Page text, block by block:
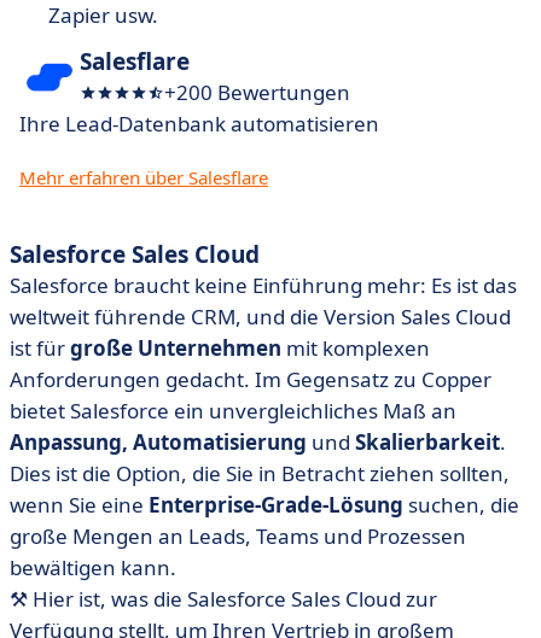
Zapier usw.
Salesflare
+200 Bewertungen
Ihre Lead-Datenbank automatisieren
Mehr erfahren über Salesflare
Salesforce Sales Cloud
Salesforce braucht keine Einführung mehr: Es ist das
weltweit führende CRM, und die Version Sales Cloud
ist fürgroße Unternehmen mit komplexen
Anforderungen gedacht. Im Gegensatz zu Copper
bietet Salesforce ein unvergleichliches Maß an
Anpassung, Automatisierung und Skalierbarkeit.
Dies ist die Option, die Sie in Betracht ziehen sollten,
wenn Sie eine Enterprise-Grade-Lösung suchen, die
große Mengen an Leads, Teams und Prozessen
bewältigen kann.
⚒️ Hier ist, was die Salesforce Sales Cloud zur
Verfügung stellt, um Ihren Vertrieb in großem